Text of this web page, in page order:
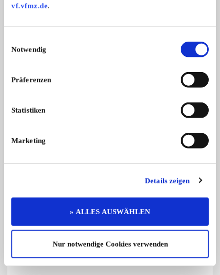
vf.vfmz.de.
Notwendig
Präferenzen
Statistiken
Marketing
Details zeigen
» ALLES AUSWÄHLEN
Nur notwendige Cookies verwenden
Verkaufe original Fritzmayer MF Sitz
Biete ca. 40
Diese Anzeige empfehlen
Angebot Privat
733 x angesehen
0 x gemerkt
Preis auf Anfrage